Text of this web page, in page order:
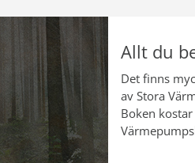
Allt du
Det finns
av Stora
Boken